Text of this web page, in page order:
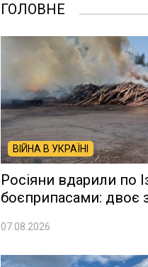
ГОЛОВНЕ
ВІЙНА В УКРАЇНІ
Росіяни вдарили по
боєприпасами: двоє
07.08.2026